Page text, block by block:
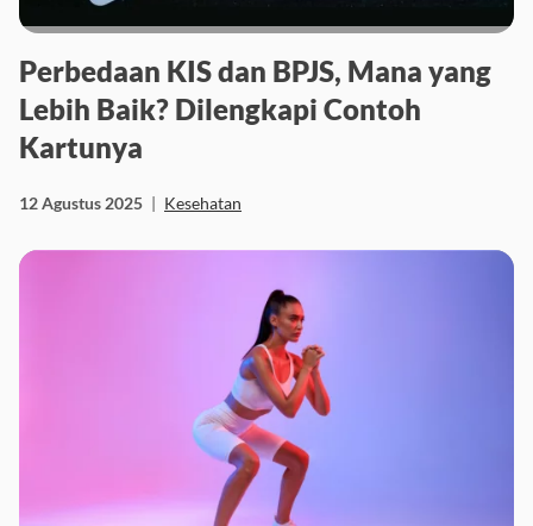
Perbedaan KIS dan BPJS, Mana yang
Lebih Baik? Dilengkapi Contoh
Kartunya
12 Agustus 2025 | Kesehatan